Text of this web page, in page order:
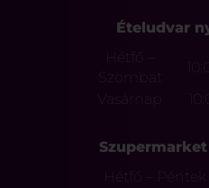
Ételudvar
Hétfő –
Szombat
Vasárnap
Hétfő – Péntek